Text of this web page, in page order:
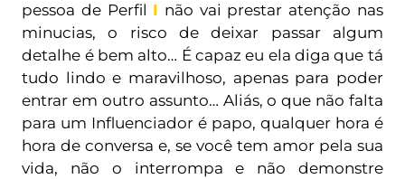
pessoa de Perfil I não vai prestar atenção nas
minucias, o risco de deixar passar algum
detalhe é bem alto… É capaz eu ela diga que tá
tudo lindo e maravilhoso, apenas para poder
entrar em outro assunto… Aliás, o que não falta
para um Influenciador é papo, qualquer hora é
hora de conversa e, se você tem amor pela sua
vida, não o interrompa e não demonstre